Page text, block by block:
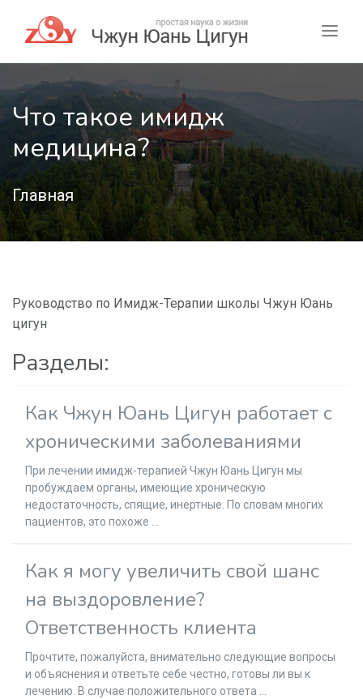
Что такое имидж
медицина?
Главная
Руководство по Имидж-Терапии школы Чжун Юань
цигун
Разделы:
Как Чжун Юань Цигун работает с
хроническими заболеваниями
При лечении имидж-терапией Чжун Юань Цигун мы
пробуждаем органы, имеющие хроническую
недостаточность, спящие, инертные. По словам многих
пациентов, это похоже ...
Как я могу увеличить свой шанс
на выздоровление?
Ответственность клиента
Прочтите, пожалуйста, внимательно следующие вопросы
и объяснения и ответьте себе честно, готовы ли вы к
лечению. В случае положительного ответа ...